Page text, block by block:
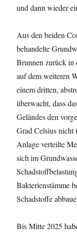
und dann wieder
Aus den beiden
behandelte
Brunnen zurück in
auf dem weiteren
einem dritten,
überwacht, dass
Geländes den
Grad Celsius nicht
Anlage verteilte
sich im
Bakterienstämme
Schadstoffe
Bis Mitte 2025